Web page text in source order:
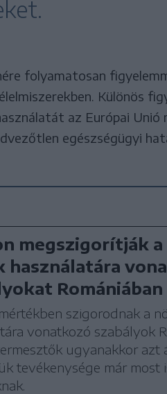
folyamatosan
Különös
az Európai
egészségügyi
megszigorítják
használatára
Romániában
szigorodnak a
vonatkozó szabályok
ugyanakkor azt
tevékenysége már most